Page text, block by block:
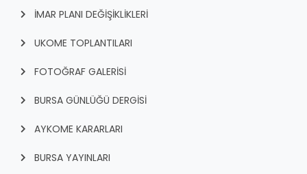
İMAR PLANI DEĞİŞİKLİKLERİ
UKOME TOPLANTILARI
FOTOĞRAF GALERİSİ
BURSA GÜNLÜĞÜ DERGİSİ
AYKOME KARARLARI
BURSA YAYINLARI